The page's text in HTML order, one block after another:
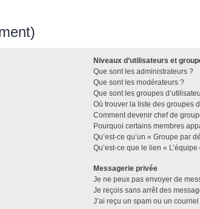
Niveaux d’utilisateurs et
Que sont les administrateurs ?
Que sont les modérateurs ?
Que sont les groupes
Où trouver la liste des groupes
Comment devenir chef de
Pourquoi certains membres
Qu’est-ce qu’un « Groupe par
Qu’est-ce que le lien «
Messagerie privée
Je ne peux pas envoyer de
Je reçois sans arrêt des
J’ai reçu un spam ou un